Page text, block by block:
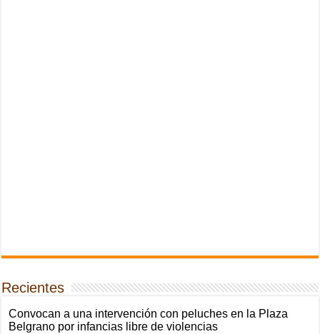
Recientes
Convocan a una intervención con peluches en la Plaza
Belgrano por infancias libre de violencias